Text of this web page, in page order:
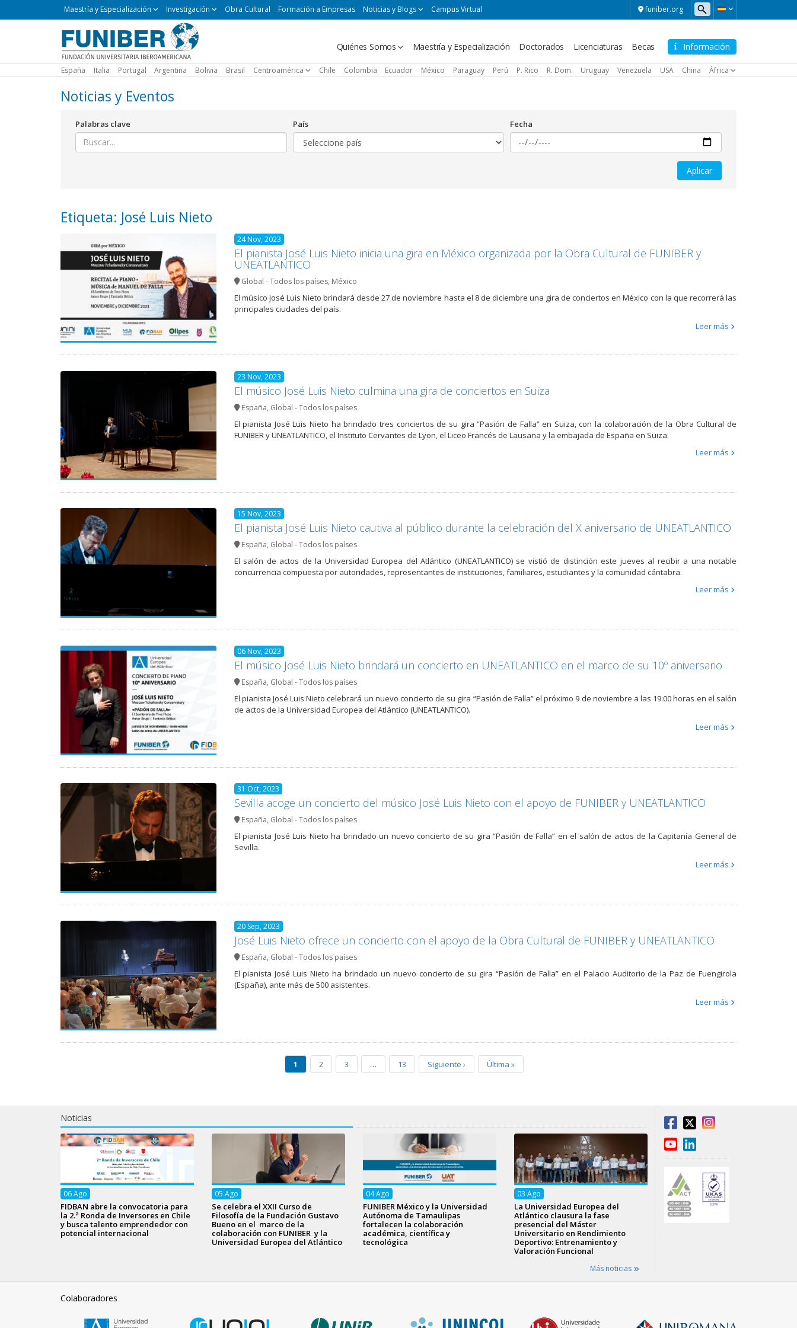
funiber.org
Maestría
Maestría y Especialización Investigación Obra Cultural Formación a Empresas Noticias y Blogs Campus Virtual
Información
Navegación
Quiénes Somos Maestría y Especialización Doctorados Licenciaturas Becas
España Italia Portugal Argentina Bolivia Brasil Centroamérica Chile Colombia Ecuador México Paraguay Perú P. Rico R. Dom. Uruguay Venezuela USA China África
Noticias y Eventos
Palabras clave País Fecha
Etiqueta: José Luis Nieto
24 Nov, 2023
El pianista José Luis Nieto inicia una gira en México organizada por la Obra Cultural de FUNIBER y
UNEATLANTICO
Global - Todos los países, México
El músico José Luis Nieto brindará desde 27 de noviembre hasta el 8 de diciembre una gira de conciertos en México con la que recorrerá las
principales ciudades del país.
Leer más
23 Nov, 2023
El músico José Luis Nieto culmina una gira de conciertos en Suiza
España, Global - Todos los países
El pianista José Luis Nieto ha brindado tres conciertos de su gira “Pasión de Falla” en Suiza, con la colaboración de la Obra Cultural de
FUNIBER y UNEATLANTICO, el Instituto Cervantes de Lyon, el Liceo Francés de Lausana y la embajada de España en Suiza.
Leer más
15 Nov, 2023
El pianista José Luis Nieto cautiva al público durante la celebración del X aniversario de UNEATLANTICO
España, Global - Todos los países
El salón de actos de la Universidad Europea del Atlántico (UNEATLANTICO) se vistió de distinción este jueves al recibir a una notable
concurrencia compuesta por autoridades, representantes de instituciones, familiares, estudiantes y la comunidad cántabra.
Leer más
06 Nov, 2023
El músico José Luis Nieto brindará un concierto en UNEATLANTICO en el marco de su 10º aniversario
España, Global - Todos los países
El pianista José Luis Nieto celebrará un nuevo concierto de su gira “Pasión de Falla” el próximo 9 de noviembre a las 19:00 horas en el salón
de actos de la Universidad Europea del Atlántico (UNEATLANTICO).
Leer más
31 Oct, 2023
Sevilla acoge un concierto del músico José Luis Nieto con el apoyo de FUNIBER y UNEATLANTICO
España, Global - Todos los países
El pianista José Luis Nieto ha brindado un nuevo concierto de su gira “Pasión de Falla” en el salón de actos de la Capitanía General de
Sevilla.
Leer más
20 Sep, 2023
José Luis Nieto ofrece un concierto con el apoyo de la Obra Cultural de FUNIBER y UNEATLANTICO
España, Global - Todos los países
El pianista José Luis Nieto ha brindado un nuevo concierto de su gira “Pasión de Falla” en el Palacio Auditorio de la Paz de Fuengirola
(España), ante más de 500 asistentes.
Leer más
1 2 3 … 13 Siguiente › Última »
Noticias
06Ago
FIDBAN abre la convocatoria para
la 2.ª Ronda de Inversores en Chile
y busca talento emprendedor con
potencial internacional
05 Ago
Se celebra el XXII Curso de
Filosofía de la Fundación Gustavo
Bueno en el marco de la
colaboración con FUNIBER y la
Universidad Europea del Atlántico
04Ago
FUNIBER México y la Universidad
Autónoma de Tamaulipas
fortalecen la colaboración
académica, científica y
tecnológica
03 Ago
La Universidad Europea del
Atlántico clausura la fase
presencial del Máster
Universitario en Rendimiento
Deportivo: Entrenamiento y
Valoración Funcional
Más noticias
Colaboradores